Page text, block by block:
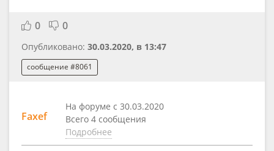
0 0
Опубликовано: 30.03.2020, в 13:47
сообщение #8061
Faxef
На форуме с 30.03.2020
Всего 4 сообщения
Подробнее